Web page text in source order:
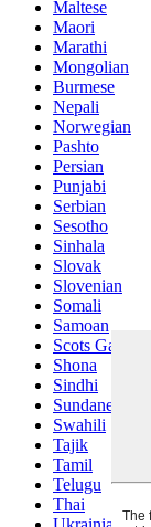
Maltese
Maori
Marathi
Mongolian
Burmese
Nepali
Norwegian
Pashto
Persian
Punjabi
Serbian
Sesotho
Sinhala
Slovak
Slovenian
Somali
Samoan
Scots Gaelic
Shona
Sindhi
Sundanese
Swahili
Tajik
Tamil
Telugu
Thai